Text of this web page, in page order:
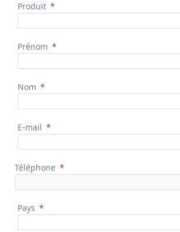
Produit
Prénom
Nom
E-mail
Téléphone
Pays